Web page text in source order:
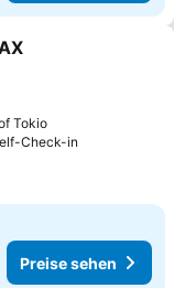
hinzufügen
Tokio
Check-in
Preise sehen